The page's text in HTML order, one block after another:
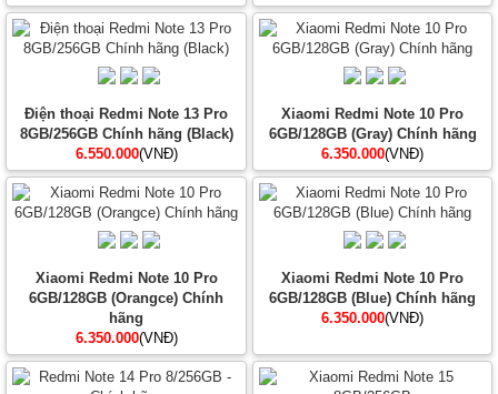
Điện thoại Redmi Note 13 Pro
8GB/256GB Chính hãng (Black)
6.550.000(VNĐ)
Xiaomi Redmi Note 10 Pro
6GB/128GB (Gray) Chính hãng
6.350.000(VNĐ)
Xiaomi Redmi Note 10 Pro
6GB/128GB (Orangce) Chính
hãng
6.350.000(VNĐ)
Xiaomi Redmi Note 10 Pro
6GB/128GB (Blue) Chính hãng
6.350.000(VNĐ)